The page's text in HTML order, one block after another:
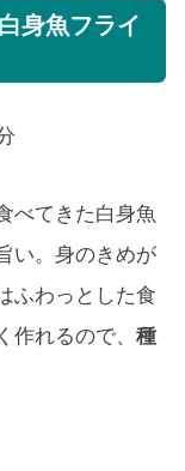
身魚フライ
べてきた白身魚
い。身のきめが
ふわっとした食
れるので、 種